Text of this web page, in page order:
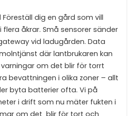
dig en gård som vill
åkrar. Små sensorer sänder
vid ladugården. Data
där lantbrukaren kan
om det blir för torrt
bevattningen i olika zoner – allt
byta batterier ofta. Vi på
i drift som nu mäter fukten i